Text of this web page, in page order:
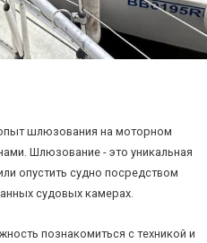
шлюзования на моторном
Шлюзование - это уникальная
опустить судно посредством
судовых камерах.
познакомиться с техникой и